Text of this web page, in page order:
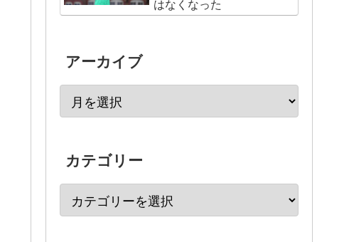
はなくなった
アーカイブ
カテゴリー